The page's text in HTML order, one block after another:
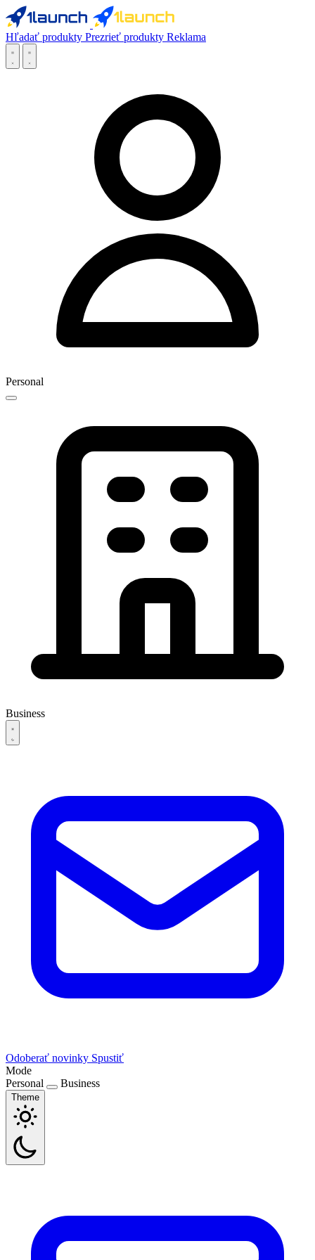
Hľadať produkty Prezrieť produkty Reklama
Personal
Business
Odoberať novinky Spustiť
Mode
Personal
Business
Theme